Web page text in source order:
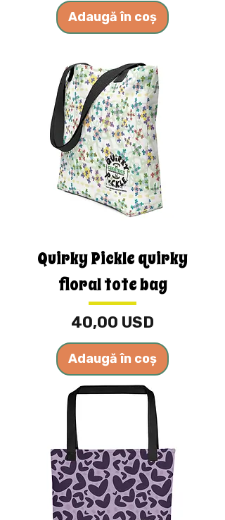
Adaugă în coș
Quirky Pickle quirky
floral tote bag
Preț
40,00 USD
Adaugă în coș